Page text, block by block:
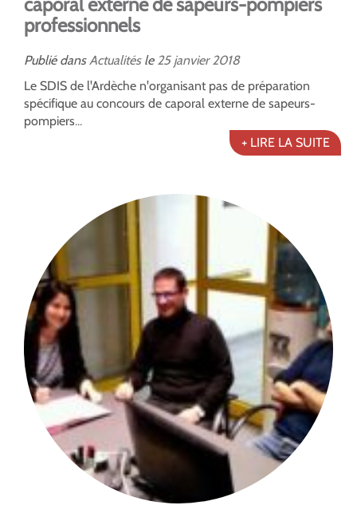
professionnels
Publié dans Actualitésle 25 janvier 2018
Le SDIS de l'Ardèche n'organisant pas de préparation
spécifique au concours de caporal externe de sapeurs-
pompiers...
+ LIRE LA SUITE